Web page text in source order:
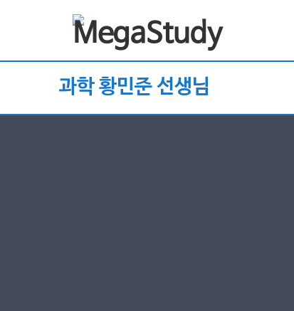
과학 황민준 선생님